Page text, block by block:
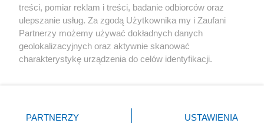
X Facebook Instagram Youtube
treści, pomiar reklam i treści, badanie odbiorców oraz
ulepszanie usług. Za zgodą Użytkownika my i Zaufani
Partnerzy możemy używać dokładnych danych
geolokalizacyjnych oraz aktywnie skanować
charakterystykę urządzenia do celów identyfikacji.
zmienić/wycofać klikając przycisk ustawień prywatności
PARTNERZY USTAWIENIA